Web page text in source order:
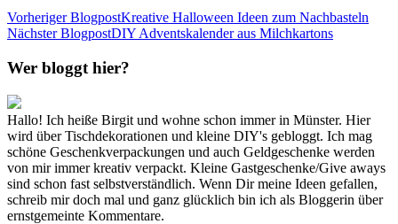
Vorheriger BlogpostKreative Halloween Ideen zum Nachbasteln
Nächster BlogpostDIY Adventskalender aus Milchkartons
Wer bloggt hier?
Hallo! Ich heiße Birgit und wohne schon immer in Münster. Hier
wird über Tischdekorationen und kleine DIY's gebloggt. Ich mag
schöne Geschenkverpackungen und auch Geldgeschenke werden
von mir immer kreativ verpackt. Kleine Gastgeschenke/Give aways
sind schon fast selbstverständlich. Wenn Dir meine Ideen gefallen,
schreib mir doch mal und ganz glücklich bin ich als Bloggerin über
ernstgemeinte Kommentare.